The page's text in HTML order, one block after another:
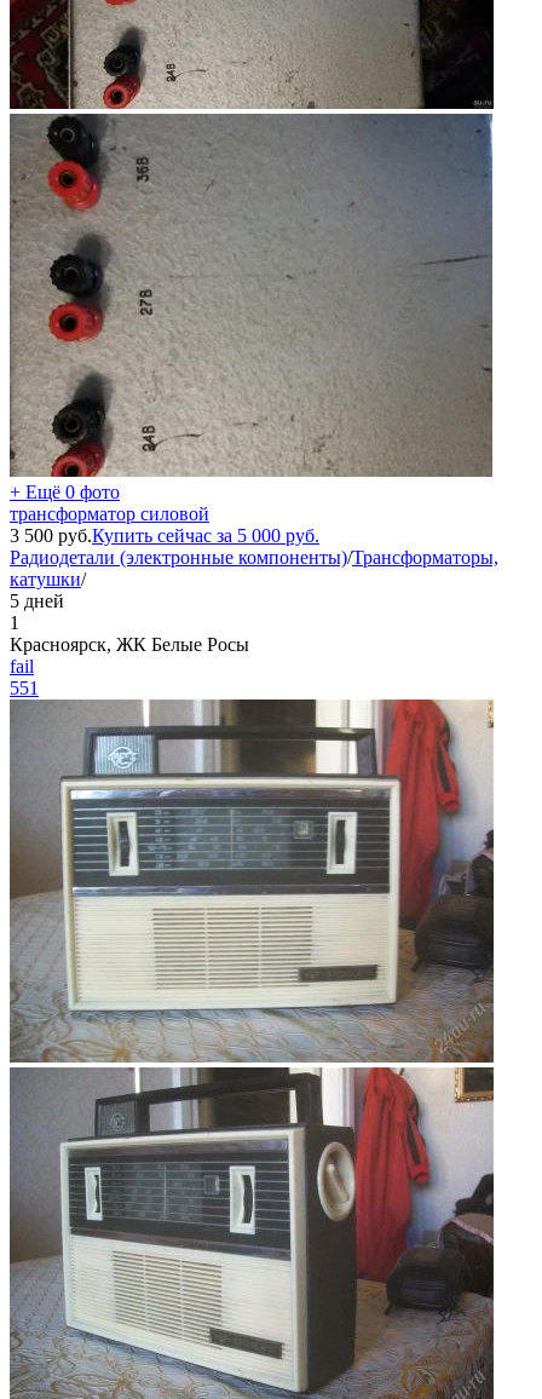
+ Ещё 0 фото
трансформатор силовой
3 500 руб.Купить сейчас за 5 000 руб.
Радиодетали (электронные компоненты)/Трансформаторы,
катушки/
5 дней
1
Красноярск, ЖК Белые Росы
fail
551